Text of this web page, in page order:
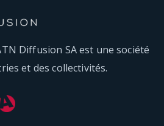
Diffusion SA est une société
et des collectivités.